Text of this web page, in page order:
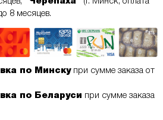
8 месяцев.
по Минскупри сумме заказа от
по Беларуси при сумме заказа